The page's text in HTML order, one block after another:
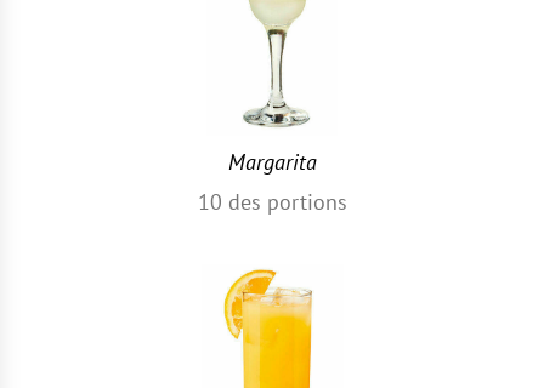
Margarita
10 des portions